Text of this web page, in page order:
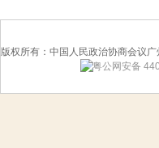
版权所有：中国人民政治协商会议
粤公网安备